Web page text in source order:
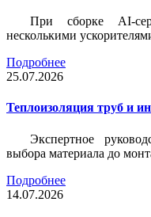
При сборке AI-
несколькими
Подробнее
25.07.2026
Теплоизоляция труб и
Экспертное
выбора материала до
Подробнее
14.07.2026